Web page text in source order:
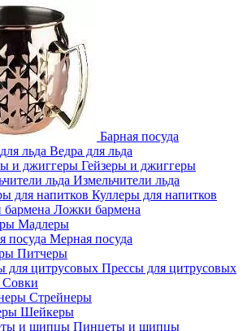
Барная посуда
Ведра для льда
Гейзеры и джиггеры
Измельчители льда
Куллеры для напитков
Ложки бармена
Мадлеры
Мерная посуда
Питчеры
Прессы для цитрусовых
Совки
Стрейнеры
Шейкеры
Пинцеты и щипцы